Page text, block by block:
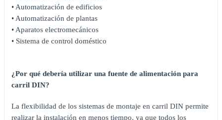
• Automatización de edificios
• Automatización de plantas
• Aparatos electromecánicos
• Sistema de control doméstico
¿Por qué debería utilizar una fuente de alimentación para
carril DIN?
La flexibilidad de los sistemas de montaje en carril DIN permite
realizar la instalación en menos tiempo, ya que todos los